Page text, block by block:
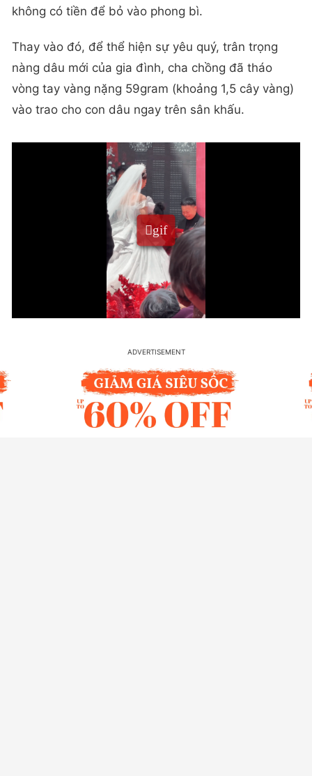
không có tiền để bỏ vào phong bì.
Thay vào đó, để thể hiện sự yêu quý, trân trọng
nàng dâu mới của gia đình, cha chồng đã tháo
vòng tay vàng nặng 59gram (khoảng 1,5 cây vàng)
vào trao cho con dâu ngay trên sân khấu.